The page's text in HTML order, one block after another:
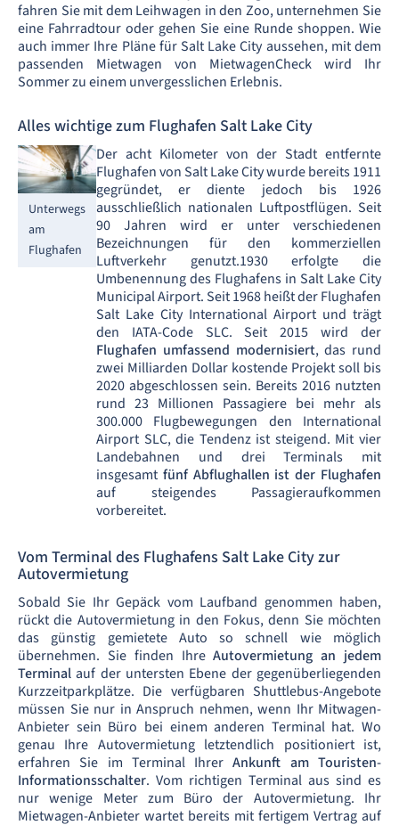
fahren Sie mit dem Leihwagen in den Zoo, unternehmen Sie
eine Fahrradtour oder gehen Sie eine Runde shoppen. Wie
auch immer Ihre Pläne für Salt Lake City aussehen, mit dem
passenden Mietwagen von MietwagenCheck wird Ihr
Sommer zu einem unvergesslichen Erlebnis.
Alles wichtige zum Flughafen Salt Lake City
Unterwegs
am
Flughafen
Der acht Kilometer von der Stadt entfernte
Flughafen von Salt Lake City wurde bereits 1911
gegründet, er diente jedoch bis 1926
ausschließlich nationalen Luftpostflügen. Seit
90 Jahren wird er unter verschiedenen
Bezeichnungen für den kommerziellen
Luftverkehr genutzt.1930 erfolgte die
Umbenennung des Flughafens in Salt Lake City
Municipal Airport. Seit 1968 heißt der Flughafen
Salt Lake City International Airport und trägt
den IATA-Code SLC. Seit 2015 wird der
Flughafen umfassend modernisiert, das rund
zwei Milliarden Dollar kostende Projekt soll bis
2020 abgeschlossen sein. Bereits 2016 nutzten
rund 23 Millionen Passagiere bei mehr als
300.000 Flugbewegungen den International
Airport SLC, die Tendenz ist steigend. Mit vier
Landebahnen und drei Terminals mit
insgesamt fünf Abflughallen ist der Flughafen
auf steigendes Passagieraufkommen
vorbereitet.
Vom Terminal des Flughafens Salt Lake City zur
Autovermietung
Sobald Sie Ihr Gepäck vom Laufband genommen haben,
rückt die Autovermietung in den Fokus, denn Sie möchten
das günstig gemietete Auto so schnell wie möglich
übernehmen. Sie finden IhreAutovermietung an jedem
Terminal auf der untersten Ebene der gegenüberliegenden
Kurzzeitparkplätze. Die verfügbaren Shuttlebus-Angebote
müssen Sie nur in Anspruch nehmen, wenn Ihr Mitwagen-
Anbieter sein Büro bei einem anderen Terminal hat. Wo
genau Ihre Autovermietung letztendlich positioniert ist,
erfahren Sie im Terminal IhrerAnkunft am Touristen-
Informationsschalter. Vom richtigen Terminal aus sind es
nur wenige Meter zum Büro der Autovermietung. Ihr
Mietwagen-Anbieter wartet bereits mit fertigem Vertrag auf